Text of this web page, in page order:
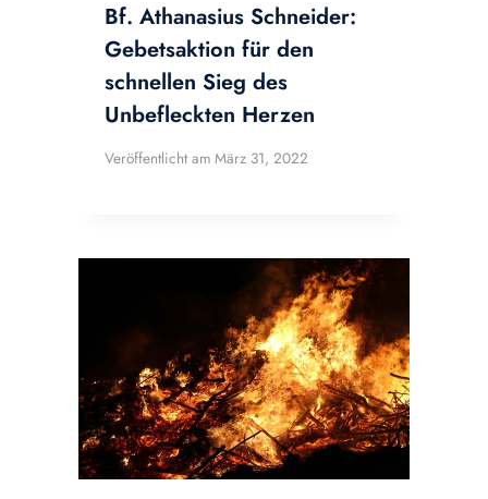
Bf. Athanasius Schneider:
Gebetsaktion für den
schnellen Sieg des
Unbefleckten Herzen
Veröffentlicht am März 31, 2022